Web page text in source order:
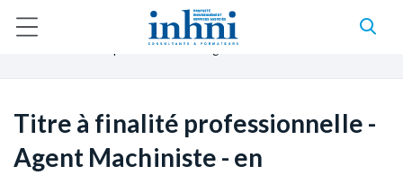
F
i
r
a
n
Accueil
Formation Alternance
Titre à finalité professionnelle - Agent Machiniste - en alternance
Titre à finalité professionnelle -
Agent Machiniste - en